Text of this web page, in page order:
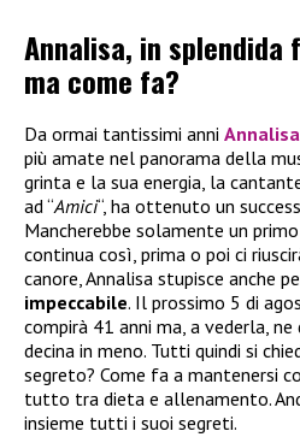
Annalisa, in splendida
ma come fa?
Da ormai tantissimi anni Annalisa
più amate nel panorama della
grinta e la sua energia, la
ad “Amici“, ha ottenuto un
Mancherebbe solamente un
continua così, prima o poi ci
canore, Annalisa stupisce anche
impeccabile. Il prossimo 5 di
compirà 41 anni ma, a vederla,
decina in meno. Tutti quindi si
segreto? Come fa a mantenersi
tutto tra dieta e allenamento.
insieme tutti i suoi segreti.